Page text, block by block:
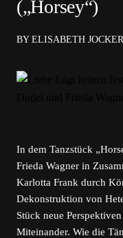
(„Horsey“)
BY ELISABETH
In dem Tanzstück
Frieda Wagner in
Karlotta Frank durch
Dekonstruktion von
Stück neue
Miteinander. Wie die